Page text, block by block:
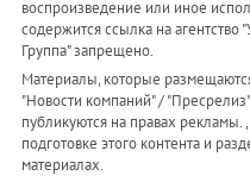
воспроизведение или иное
содержится ссылка на агентство
Группа" запрещено.
Материалы, которые
"Новости компаний" /
публикуются на правах рекламы.
подготовке этого контента и
материалах.